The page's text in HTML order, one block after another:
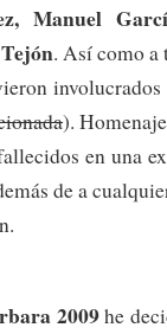
Manuel
. Así como a
).
en una
de a
2009he